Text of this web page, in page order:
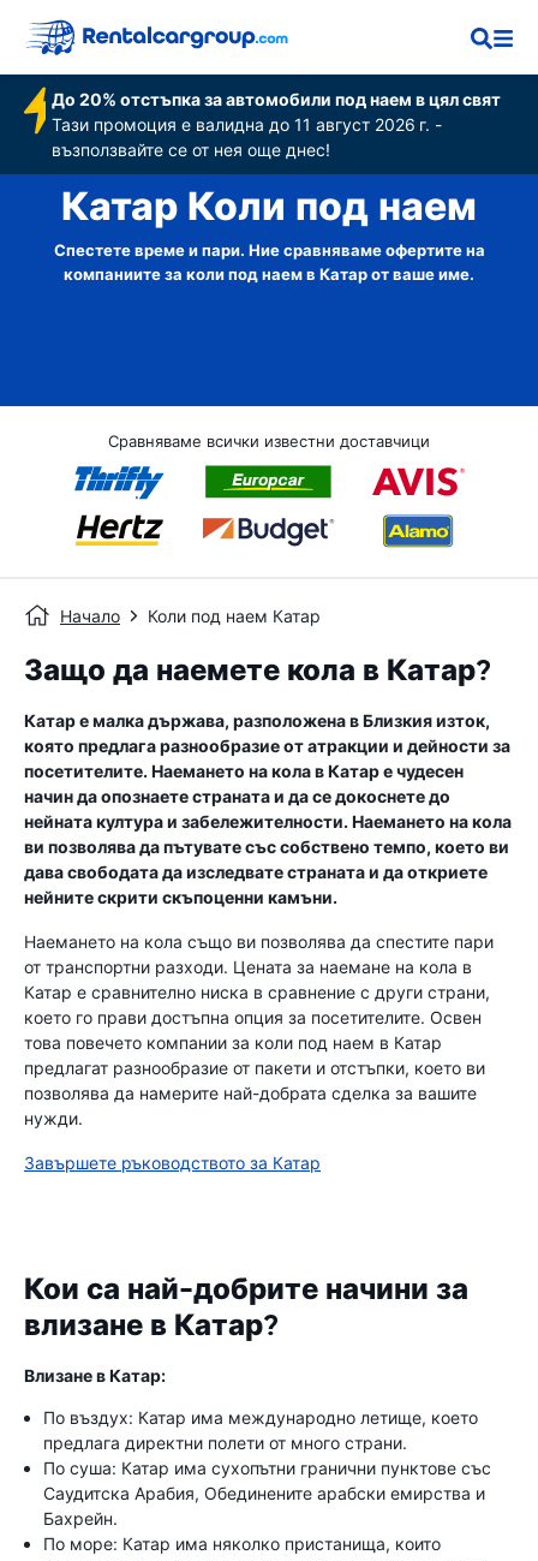
До 20% отстъпка за автомобили под наем в цял свят
Тази промоция е валидна до 11 август 2026 г. -
възползвайте се от нея още днес!
Катар Коли под наем
Спестете време и пари. Ние сравняваме офертите на
компаниите за коли под наем в Катар от ваше име.
Сравняваме всички известни доставчици
Начало Коли под наем Катар
Защо да наемете кола в Катар?
Катар е малка държава, разположена в Близкия изток,
която предлага разнообразие от атракции и дейности за
посетителите. Наемането на кола в Катар е чудесен
начин да опознаете страната и да се докоснете до
нейната култура и забележителности. Наемането на кола
ви позволява да пътувате със собствено темпо, което ви
дава свободата да изследвате страната и да откриете
нейните скрити скъпоценни камъни.
Наемането на кола също ви позволява да спестите пари
от транспортни разходи. Цената за наемане на кола в
Катар е сравнително ниска в сравнение с други страни,
което го прави достъпна опция за посетителите. Освен
това повечето компании за коли под наем в Катар
предлагат разнообразие от пакети и отстъпки, което ви
позволява да намерите най-добрата сделка за вашите
нужди.
Завършете ръководството за Катар
Кои са най-добрите начини за
влизане в Катар?
Влизане в Катар:
По въздух: Катар има международно летище, което
предлага директни полети от много страни.
По суша: Катар има сухопътни гранични пунктове със
Саудитска Арабия, Обединените арабски емирства и
Бахрейн.
По море: Катар има няколко пристанища, които